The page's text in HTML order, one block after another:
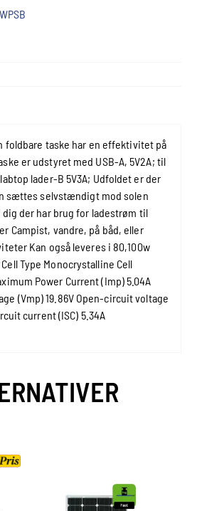
foldbare taske har en effektivitet på
er udstyret med USB-A, 5V2A; til
lader-B 5V3A; Udfoldet er der
sættes selvstændigt mod solen
der har brug for ladestrøm til
Campist, vandre, på båd, eller
Kan også leveres i 80,100w
Type Monocrystalline Cell
Power Current (Imp) 5.04A
(Vmp) 19.86V Open-circuit voltage
current (ISC) 5.34A